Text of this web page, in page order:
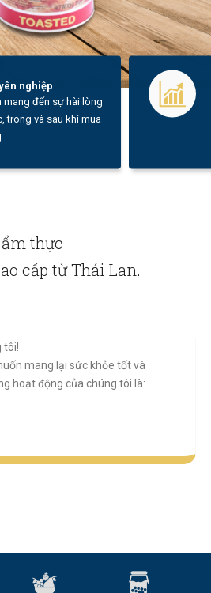
nghiệp
mang đến sự hài lòng
trong và sau khi mua
thực
cấp từ Thái Lan.
tôi!
mang lại sức khỏe tốt và
hoạt động của chúng tôi là: